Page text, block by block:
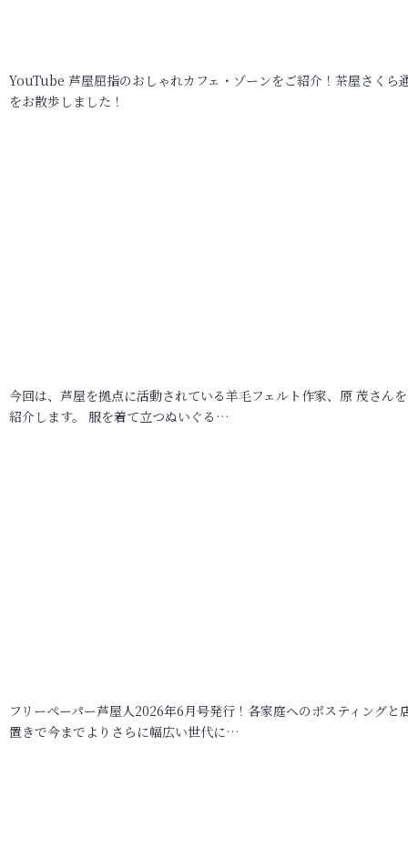
YouTube 芦屋屈指のおしゃれカフェ・ゾーンをご紹介！茶屋さくら
をお散歩しました！
今回は、芦屋を拠点に活動されている羊毛フェルト作家、原 茂さん
紹介します。 服を着て立つぬいぐる…
フリーペーパー芦屋人2026年6月号発行！各家庭へのポスティングと
置きで今までよりさらに幅広い世代に…